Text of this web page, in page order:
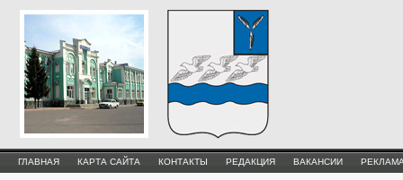
ГЛАВНАЯ КАРТА САЙТА КОНТАКТЫ РЕДАКЦИЯ ВАКАНСИИ